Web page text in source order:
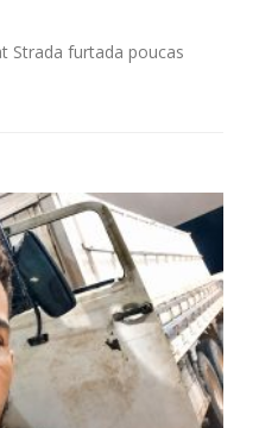
Strada furtada poucas